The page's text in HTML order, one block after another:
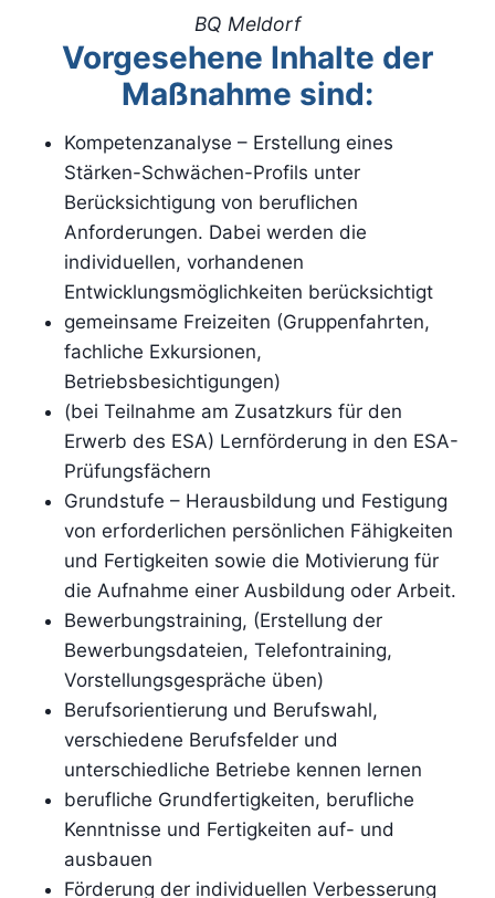
BQ Meldorf
Vorgesehene Inhalte der
Maßnahme sind:
Kompetenzanalyse – Erstellung eines
Stärken-Schwächen-Profils unter
Berücksichtigung von beruflichen
Anforderungen. Dabei werden die
individuellen, vorhandenen
Entwicklungsmöglichkeiten berücksichtigt
gemeinsame Freizeiten (Gruppenfahrten,
fachliche Exkursionen,
Betriebsbesichtigungen)
(bei Teilnahme am Zusatzkurs für den
Erwerb des ESA) Lernförderung in den ESA-
Prüfungsfächern
Grundstufe – Herausbildung und Festigung
von erforderlichen persönlichen Fähigkeiten
und Fertigkeiten sowie die Motivierung für
die Aufnahme einer Ausbildung oder Arbeit.
Bewerbungstraining, (Erstellung der
Bewerbungsdateien, Telefontraining,
Vorstellungsgespräche üben)
Berufsorientierung und Berufswahl,
verschiedene Berufsfelder und
unterschiedliche Betriebe kennen lernen
berufliche Grundfertigkeiten, berufliche
Kenntnisse und Fertigkeiten auf- und
ausbauen
Förderung der individuellen Verbesserung